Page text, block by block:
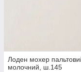
Лоден мохер
молочний, ш.145